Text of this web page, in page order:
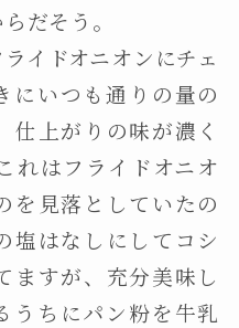
だそう。
イドオニオンにチェ
にいつも通りの量の
仕上がりの味が濃く
れはフライドオニオ
を見落としていたの
塩はなしにしてコシ
ますが、充分美味し
うちにパン粉を牛乳